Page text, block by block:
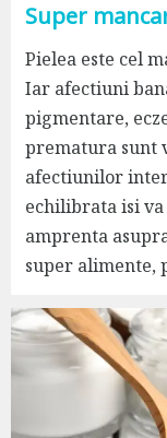
Super
Pielea este cel
Iar afectiuni
pigmentare,
prematura sunt
afectiunilor
echilibrata isi
amprenta
super alimente,